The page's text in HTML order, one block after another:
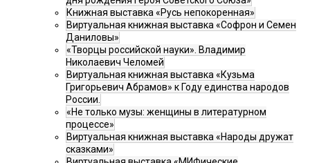
Книжная выставка «Русь непокоренная»
Виртуальная книжная выставка «Софрон и Семен
Даниловы»
«Творцы российской науки». Владимир
Николаевич Челомей
Виртуальная книжная выставка «Кузьма
Григорьевич Абрамов» к Году единства народов
России.
«Не только музы: женщины в литературном
процессе»
Виртуальная книжная выставка «Народы дружат
сказками»